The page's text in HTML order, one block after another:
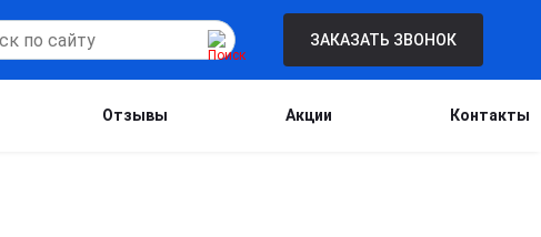
ЗАКАЗАТЬ ЗВОНОК
Отзывы Акции Контакты